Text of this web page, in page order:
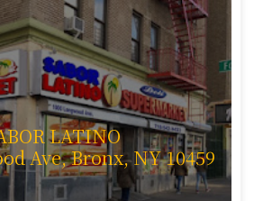
LATINO
Ave, Bronx, NY 10459